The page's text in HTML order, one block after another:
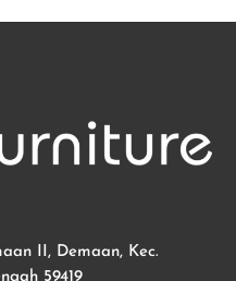
II, Demaan, Kec.
59419